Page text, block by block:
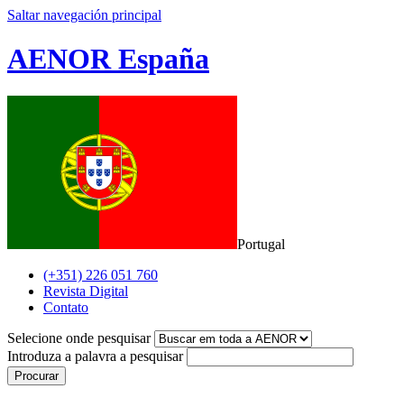
Saltar navegación principal
AENOR España
Portugal
(+351) 226 051 760
Revista Digital
Contato
Selecione onde pesquisar
Introduza a palavra a pesquisar
Procurar